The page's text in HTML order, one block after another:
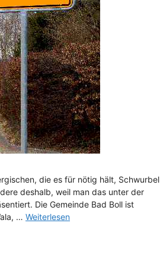
die es für nötig hält, Schwurbel
deshalb, weil man das unter der
Die Gemeinde Bad Boll ist
… Weiterlesen